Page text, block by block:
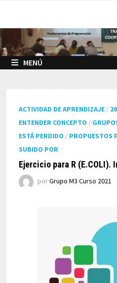
contenido
MENÚ
ACTIVIDAD DE APRENDIZAJE /
ENTENDER CONCEPTO /
ESTÁ PERDIDO / PROPUESTOS
SUBIDO POR
Ejercicio para R (E.COLI).
porGrupo M3 Curso 2021